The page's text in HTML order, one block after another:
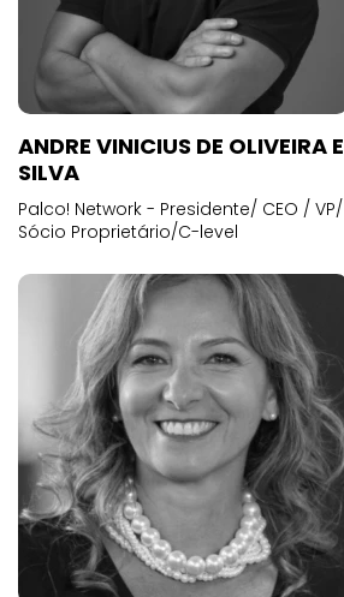
ANDRE VINICIUS DE OLIVEIRA E
SILVA
Palco! Network - Presidente/ CEO / VP/
Sócio Proprietário/C-level